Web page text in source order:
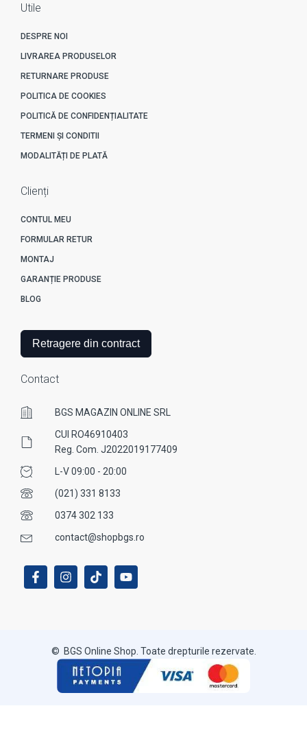
Utile
DESPRE NOI
LIVRAREA PRODUSELOR
RETURNARE PRODUSE
POLITICA DE COOKIES
POLITICĂ DE CONFIDENȚIALITATE
TERMENI ȘI CONDITII
MODALITĂȚI DE PLATĂ
Clienți
CONTUL MEU
FORMULAR RETUR
MONTAJ
GARANȚIE PRODUSE
BLOG
Retragere din contract
Contact
BGS MAGAZIN ONLINE SRL
CUI RO46910403
Reg. Com. J2022019177409
L-V 09:00 - 20:00
(021) 331 8133
0374 302 133
contact@shopbgs.ro
© BGS Online Shop. Toate drepturile rezervate.